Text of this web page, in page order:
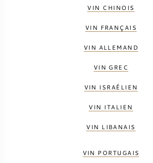
VIN CHINOIS
VIN FRANÇAIS
VIN ALLEMAND
VIN GREC
VIN ISRAÉLIEN
VIN ITALIEN
VIN LIBANAIS
VIN PORTUGAIS